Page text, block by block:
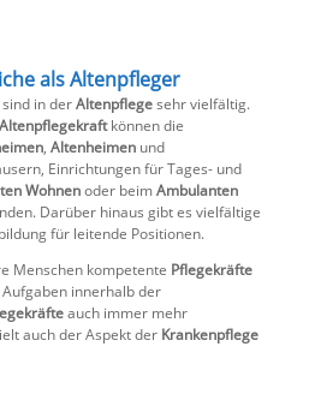
als Altenpfleger
in derAltenpflegesehr vielfältig.
Altenpflegekraftkönnen die
, Altenheimenund
Einrichtungen für Tages- und
Wohnenoder beimAmbulanten
Darüber hinaus gibt es vielfältige
für leitende Positionen.
Menschen kompetente Pflegekräfte
innerhalb der
auch immer mehr
auch der Aspekt der Krankenpflege